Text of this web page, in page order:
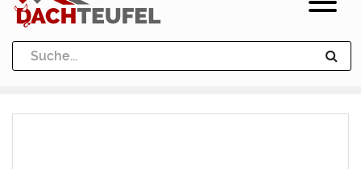
Dachrinne und Fallrohre
Werkzeuge und Löttechnik